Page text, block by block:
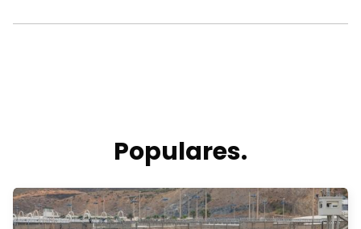
Populares.